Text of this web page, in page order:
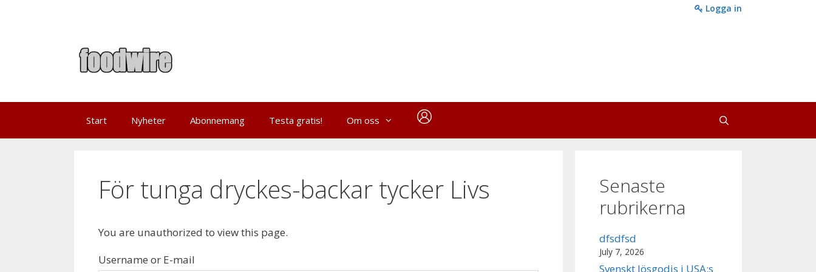
Logga in
Start Nyheter Abonnemang Testa gratis! Om oss
För tunga dryckes-backar tycker Livs
You are unauthorized to view this page.
Username or E-mail
Senaste
rubrikerna
dfsdfsd
July 7, 2026
Svenskt lösgodis i USA:s